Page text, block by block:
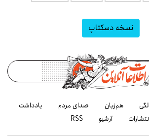
نسخه دسکتاپ
هم‌زبان صدای مردم
یادداشت
آرشیو RSS